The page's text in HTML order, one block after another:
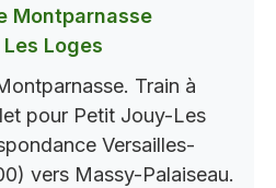
Montparnasse
Loges
Train à
pour Petit Jouy-Les
Versailles-
vers Massy-Palaiseau.